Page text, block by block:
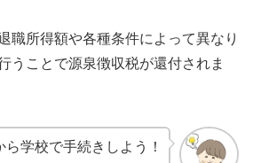
職所得額や各種条件によって異なり
うことで源泉徴収税が還付されま
学校で手続きしよう！